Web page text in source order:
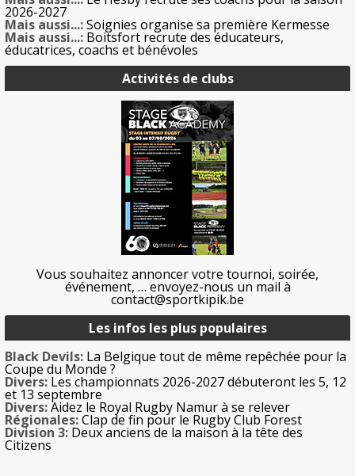
2026-2027
Mais aussi...:Soignies organise sa première Kermesse
Mais aussi...: Boitsfort recrute des éducateurs,
éducatrices, coachs et bénévoles
Activités de clubs
Vous souhaitez annoncer votre tournoi, soirée,
événement, … envoyez-nous un mail à
contact@sportkipik.be
Les infos les plus populaires
Black Devils: La Belgique tout de même repêchée pour la
Coupe du Monde ?
Divers: Les championnats 2026-2027 débuteront les 5, 12
et 13 septembre
Divers:Aidez le Royal Rugby Namur à se relever
Régionales:Clap de fin pour le Rugby Club Forest
Division 3: Deux anciens de la maison à la tête des
Citizens